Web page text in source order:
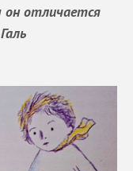
он отличается